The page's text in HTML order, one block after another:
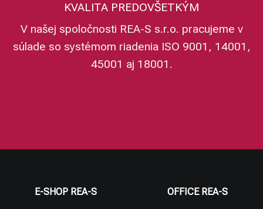
KVALITA PREDOVŠETKÝM
V našej spoločnosti REA-S s.r.o. pracujeme v
súlade so systémom riadenia ISO 9001, 14001,
45001 aj 18001.
E-SHOP REA-S OFFICE REA-S